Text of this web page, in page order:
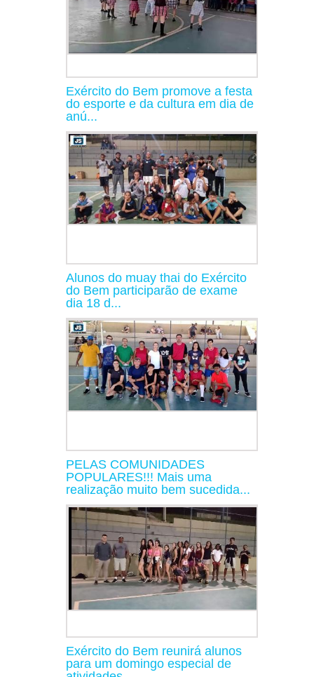
Exército do Bem promove a festa
do esporte e da cultura em dia de
anú...
Alunos do muay thai do Exército
do Bem participarão de exame
dia 18 d...
PELAS COMUNIDADES
POPULARES!!! Mais uma
realização muito bem sucedida...
Exército do Bem reunirá alunos
para um domingo especial de